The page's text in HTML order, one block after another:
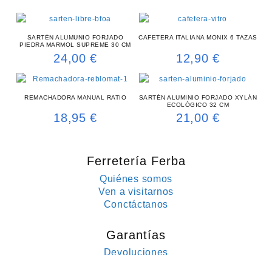
SARTÉN ALUMUNIO FORJADO
PIEDRA MARMOL SUPREME 30 CM
24,00€
CAFETERA ITALIANA MONIX 6 TAZAS
12,90€
REMACHADORA MANUAL RATIO
18,95€
SARTÉN ALUMINIO FORJADO XYLÁN
ECOLÓGICO 32 CM
21,00€
Ferretería Ferba
Quiénes somos
Ven a visitarnos
Conctáctanos
Garantías
Devoluciones